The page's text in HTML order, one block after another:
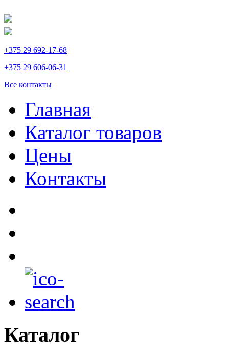
+375 29 692-17-68
+375 29 606-06-31
Все контакты
Главная
Каталог товаров
Цены
Контакты
Каталог